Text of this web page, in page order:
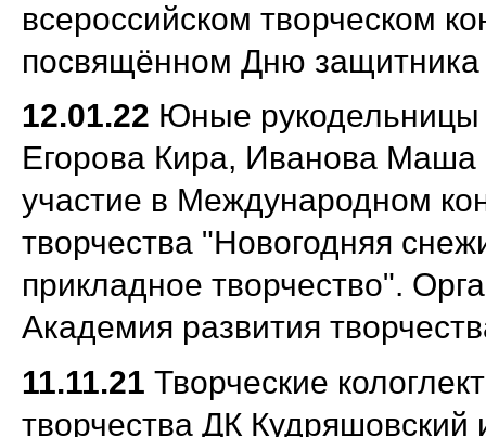
всероссийском творческом
посвящённом Дню защитника
12.01.22 Юные рукодельницы
Егорова Кира, Иванова
участие в Международном
творчества "Новогодняя
прикладное творчество". О
Академия развития
11.11.21 Творческие
творчества ДК